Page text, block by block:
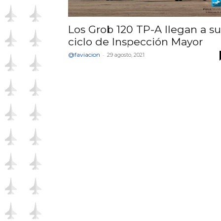
Los Grob 120 TP-A llegan a su
ciclo de Inspección Mayor
@faviacion - 29 agosto, 2021